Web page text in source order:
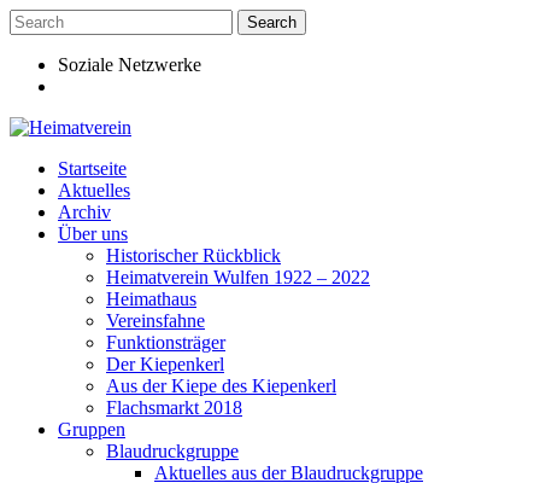
Skip
to
contentSoziale Netzwerke
Startseite
Aktuelles
Archiv
Über uns
Historischer Rückblick
Heimatverein Wulfen 1922 – 2022
Heimathaus
Vereinsfahne
Funktionsträger
Der Kiepenkerl
Aus der Kiepe des Kiepenkerl
Flachsmarkt 2018
Gruppen
Blaudruckgruppe
Aktuelles aus der Blaudruckgruppe